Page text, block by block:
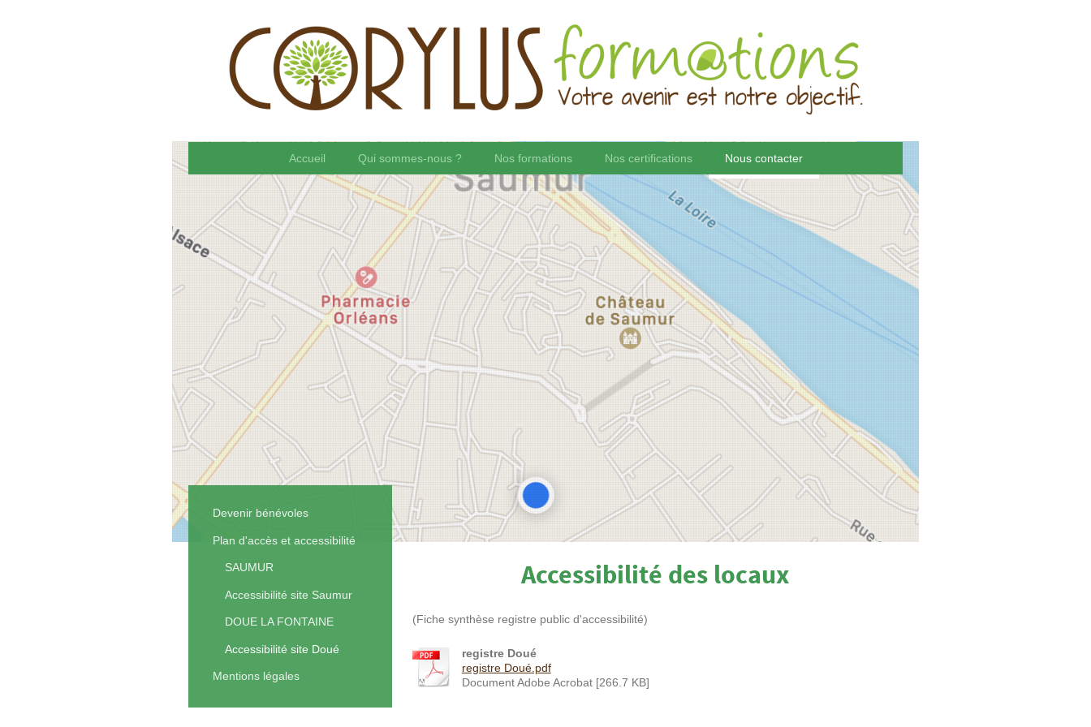
Accueil Qui sommes-nous ? Nos formations Nos certifications Nous contacter
Accessibilité des locaux
(Fiche synthèse registre public d'accessibilité)
registre Doué
registre Doué.pdf
Document Adobe Acrobat [266.7 KB]
Devenir bénévoles
Plan d'accès et accessibilité
SAUMUR
Accessibilité site Saumur
DOUE LA FONTAINE
Accessibilité site Doué
Mentions légales